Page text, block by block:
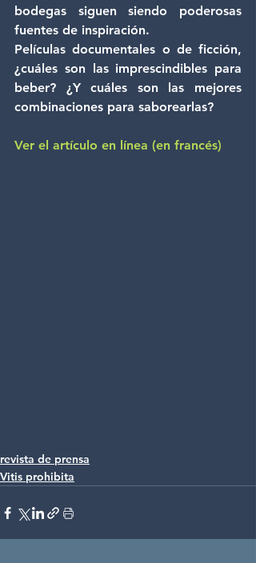
bodegas siguen siendo poderosas
fuentes de inspiración.
Películas documentales o de ficción,
¿cuáles son las imprescindibles para
beber? ¿Y cuáles son las mejores
combinaciones para saborearlas?
Ver el artículo en línea (en francés)
revista de prensa
Vitis prohibita